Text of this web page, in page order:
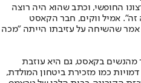
החופשי, וכתב שהוא היה רוצה
זה". אמיל ווקים, חבר הקאסט
אמר שהשיחה על עזיבתו הייתה "מכה
מהנשים בקאסט, גם היא עוזבת
דמויות כמו מזכירת ביטחון המולדת,